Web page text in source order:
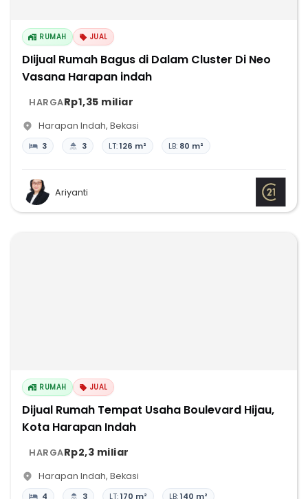
RUMAH JUAL
DIijual Rumah Bagus di Dalam Cluster Di Neo
Vasana Harapan indah
HARGARp1,35 miliar
Harapan Indah, Bekasi
3 3 LT:126 m² LB: 80 m²
Ariyanti
RUMAH JUAL
Dijual Rumah Tempat Usaha Boulevard Hijau,
Kota Harapan Indah
HARGARp2,3 miliar
Harapan Indah, Bekasi
4 3 LT:170 m² LB:140 m²